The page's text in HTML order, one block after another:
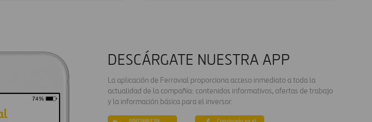
DESCÁRGATE NUESTRA APP
La aplicación de Ferrovial proporciona acceso inmediato a toda la
actualidad de la compañía: contenidos informativos, ofertas de trabajo
y la información básica para el inversor.